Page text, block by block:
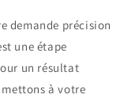
demande précision
une étape
un résultat
à votre